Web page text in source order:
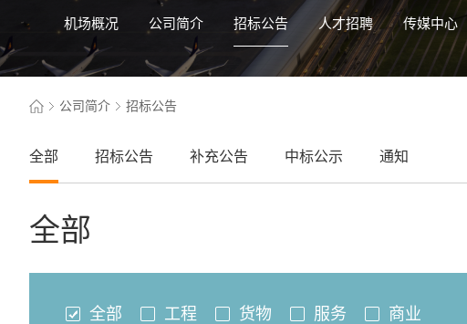
机场概况 公司简介 招标公告 人才招聘 传媒中心
公司简介 招标公告
全部 招标公告 补充公告 中标公示 通知
全部
全部 工程 货物 服务 商业